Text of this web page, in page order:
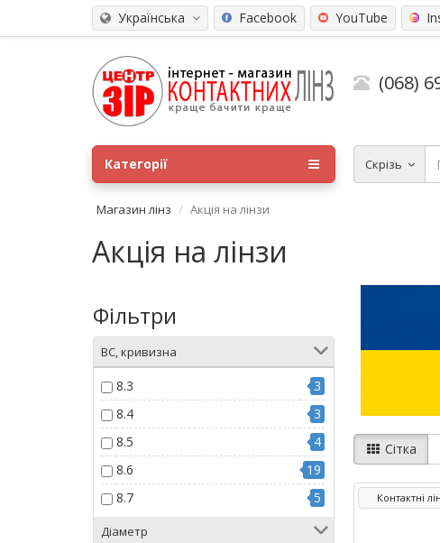
Українська Facebook YouTube
(068)
Скрізь
Категорії
Магазин лінз Акція на лінзи
Акція на лінзи
Фільтри
BC, кривизна
8.3
3
8.4
3
8.5
4
8.6
19
8.7
5
Діаметр
Сітка
Контактні